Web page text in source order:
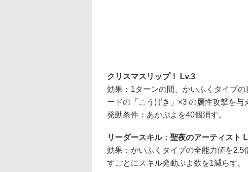
クリスマスリップ！ Lv.3
効果：1ターンの間、かいふくタイプ
ードの「こうげき」×3 の属性攻撃を与
発動条件：あかぷよを40個消す。
リーダースキル：聖夜のアーティスト
効果：かいふくタイプの全能力値を
すごとにスキル発動ぷよ数を1減らす。